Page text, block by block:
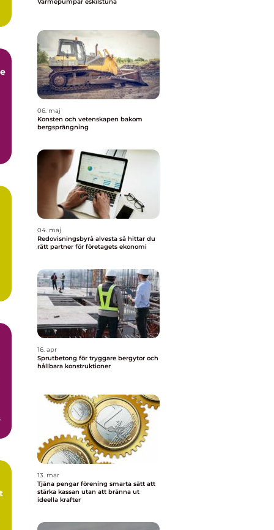
06. maj
Konsten och vetenskapen bakom
bergsprängning
04. maj
Redovisningsbyrå alvesta så hittar du
rätt partner för företagets ekonomi
16. apr
Sprutbetong för tryggare bergytor och
hållbara konstruktioner
13. mar
Tjäna pengar förening smarta sätt att
stärka kassan utan att bränna ut
ideella krafter